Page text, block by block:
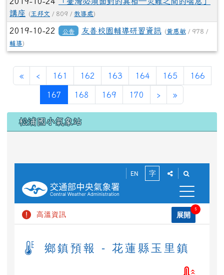
講座
(王邦文 / 809 / 教導處)
2019-10-22 公告 友善校園輔導研習資訊 (黃惠敏/ 978 /
輔導)
«第一頁
‹上一頁
161 162 163 164 165 166
167 (目前頁次)
168 169 170 ›下一頁
»最後頁
下中區域內容
松浦國小氣象站